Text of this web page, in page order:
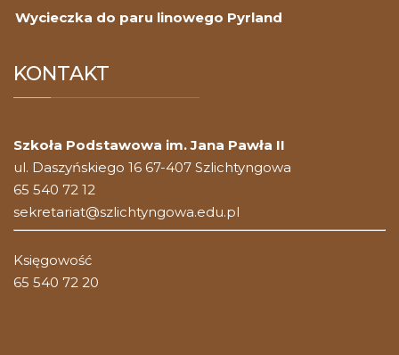
Wycieczka do paru linowego Pyrland
KONTAKT
Szkoła Podstawowa im. Jana Pawła II
ul. Daszyńskiego 16 67-407 Szlichtyngowa
65 540 72 12
sekretariat@szlichtyngowa.edu.pl
Księgowość
65 540 72 20